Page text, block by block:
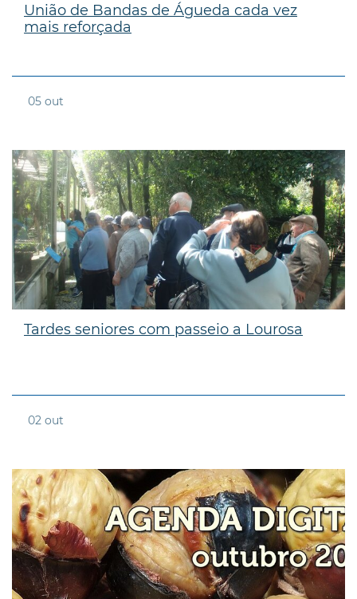
União de Bandas de Águeda cada vez
mais reforçada
05 out
Tardes seniores com passeio a Lourosa
02 out